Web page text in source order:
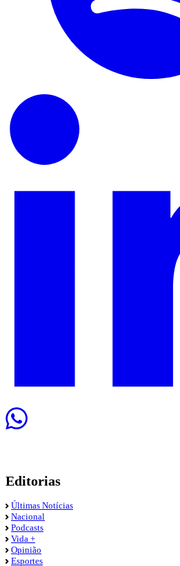
Editorias
Últimas Notícias
Nacional
Podcasts
Vida +
Opinião
Esportes